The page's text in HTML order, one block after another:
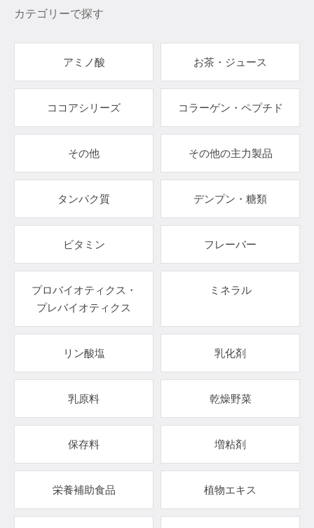
カテゴリーで探す
アミノ酸 お茶・ジュース
ココアシリーズ コラーゲン・ペプチド
その他 その他の主力製品
タンパク質 デンプン・糖類
ビタミン フレーバー
プロバイオティクス・
プレバイオティクス
ミネラル
リン酸塩 乳化剤
乳原料 乾燥野菜
保存料 増粘剤
栄養補助食品 植物エキス